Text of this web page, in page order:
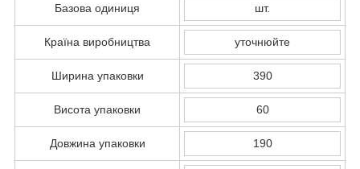
Базова одиниця шт.
Країна виробництва уточнюйте
Ширина упаковки 390
Висота упаковки 60
Довжина упаковки 190